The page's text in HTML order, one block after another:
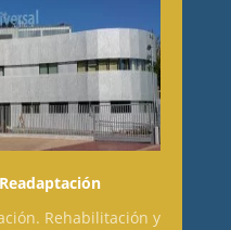
Rehabilitación y